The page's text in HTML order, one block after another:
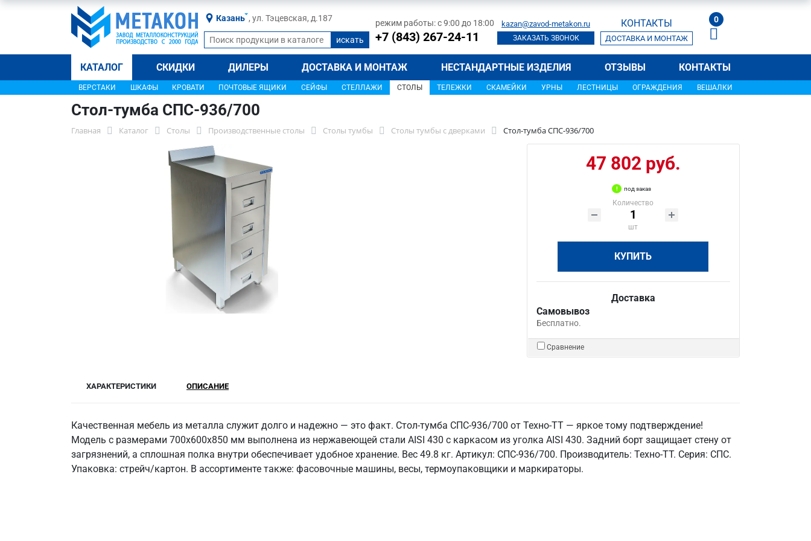
Казань , ул. Тэцевская, д.187 режим работы: с 9:00 до 18:00
+7 (843) 267-24-11
kazan@zavod-metakon.ru
ЗАКАЗАТЬ ЗВОНОК
КОНТАКТЫ
ДОСТАВКА И МОНТАЖ
0
КАТАЛОГ СКИДКИ ДИЛЕРЫ ДОСТАВКА И МОНТАЖ НЕСТАНДАРТНЫЕ ИЗДЕЛИЯ ОТЗЫВЫ КОНТАКТЫ
ВЕРСТАКИ ШКАФЫ КРОВАТИ ПОЧТОВЫЕ ЯЩИКИ СЕЙФЫ СТЕЛЛАЖИ СТОЛЫ ТЕЛЕЖКИ СКАМЕЙКИ УРНЫ ЛЕСТНИЦЫ ОГРАЖДЕНИЯ ВЕШАЛКИ
Стол-тумба СПС-936/700
Главная Каталог Столы Производственные столы Столы тумбы Столы тумбы с дверками Стол-тумба СПС-936/700
47 802 руб.
под заказ
Количество
шт
КУПИТЬ
Доставка
Самовывоз
Бесплатно.
Сравнение
ХАРАКТЕРИСТИКИ ОПИСАНИЕ
Качественная мебель из металла служит долго и надежно — это факт. Стол-тумба СПС-936/700 от Техно-ТТ — яркое тому подтверждение!
Модель с размерами 700x600x850 мм выполнена из нержавеющей стали AISI 430 с каркасом из уголка AISI 430. Задний борт защищает стену от
загрязнений, а сплошная полка внутри обеспечивает удобное хранение. Вес 49.8 кг. Артикул: СПС-936/700. Производитель: Техно-ТТ. Серия: СПС.
Упаковка: стрейч/картон. В ассортименте также: фасовочные машины, весы, термоупаковщики и маркираторы.